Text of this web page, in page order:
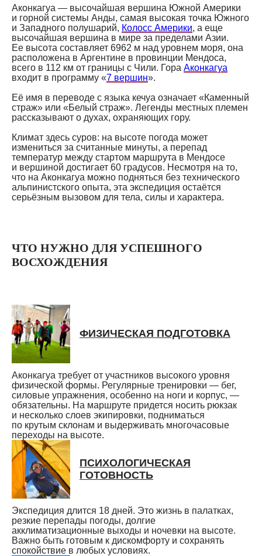
Аконкагуа — высочайшая вершина Южной Америки
и горной системы Анды, самая высокая точка Южного
и Западного полушарий, Колосс Америки, а еще
высочайшая вершина в мире за пределами Азии.
Ее высота составляет 6962 м над уровнем моря, она
расположена в Аргентине в провинции Мендоса,
всего в 112 км от границы с Чили. Гора Аконкагуа
входит в программу «7 вершин».
Её имя в переводе с языка кечуа означает «Каменный
страж» или «Белый страж». Легенды местных племен
рассказывают о духах, охраняющих гору.
Климат здесь суров: на высоте погода может
измениться за считанные минуты, а перепад
температур между стартом маршрута в Мендосе
и вершиной достигает 60 градусов. Несмотря на то,
что на Аконкагуа можно подняться без технического
альпинистского опыта, эта экспедиция остаётся
серьёзным вызовом для тела, силы и характера.
ЧТО НУЖНО ДЛЯ УСПЕШНОГО
ВОСХОЖДЕНИЯ
ФИЗИЧЕСКАЯ ПОДГОТОВКА
Аконкагуа требует от участников высокого уровня
физической формы. Регулярные тренировки — бег,
силовые упражнения, особенно на ноги и корпус, —
обязательны. На маршруте придется носить рюкзак
и несколько слоев экипировки, подниматься
по крутым склонам и выдерживать многочасовые
переходы на высоте.
ПСИХОЛОГИЧЕСКАЯ
ГОТОВНОСТЬ
Экспедиция длится 18 дней. Это жизнь в палатках,
резкие перепады погоды, долгие
акклиматизационные выходы и ночевки на высоте.
Важно быть готовым к дискомфорту и сохранять
спокойствие в любых условиях.